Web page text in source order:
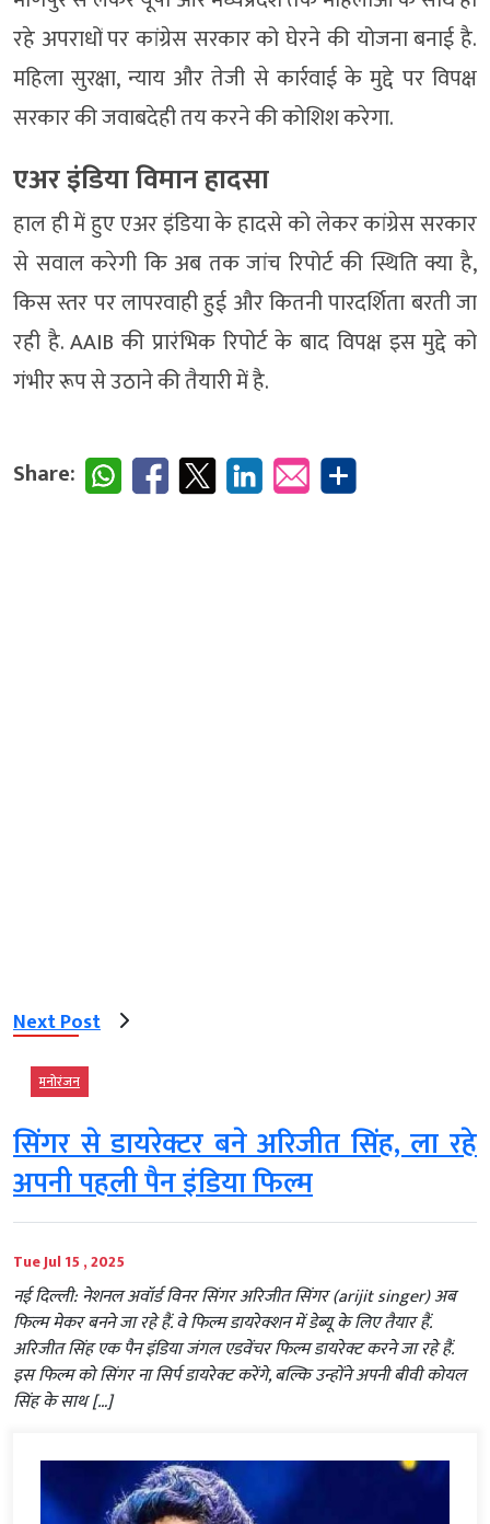
रहे अपराधों पर कांग्रेस सरकार को घेरने की योजना बनाई है.
महिला सुरक्षा, न्याय और तेजी से कार्रवाई के मुद्दे पर विपक्ष
सरकार की जवाबदेही तय करने की कोशिश करेगा.
एअर इंडिया विमान हादसा
हाल ही में हुए एअर इंडिया के हादसे को लेकर कांग्रेस सरकार
से सवाल करेगी कि अब तक जांच रिपोर्ट की स्थिति क्या है,
किस स्तर पर लापरवाही हुई और कितनी पारदर्शिता बरती जा
रही है. AAIB की प्रारंभिक रिपोर्ट के बाद विपक्ष इस मुद्दे को
गंभीर रूप से उठाने की तैयारी में है.
Share:
Next Post
मनोरंजन
सिंगर से डायरेक्टर बने अरिजीत सिंह, ला रहे
अपनी पहली पैन इंडिया फिल्म
Tue Jul 15 , 2025
नई दिल्ली: नेशनल अवॉर्ड विनर सिंगर अरिजीत सिंगर (arijit singer) अब
फिल्म मेकर बनने जा रहे हैं. वे फिल्म डायरेक्शन में डेब्यू के लिए तैयार हैं.
अरिजीत सिंह एक पैन इंडिया जंगल एडवेंचर फिल्म डायरेक्ट करने जा रहे हैं.
इस फिल्म को सिंगर ना सिर्प डायरेक्ट करेंगे, बल्कि उन्होंने अपनी बीवी कोयल
सिंह के साथ […]